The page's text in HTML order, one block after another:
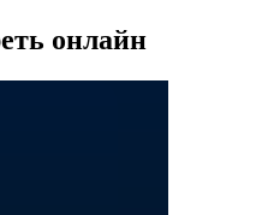
онлайн